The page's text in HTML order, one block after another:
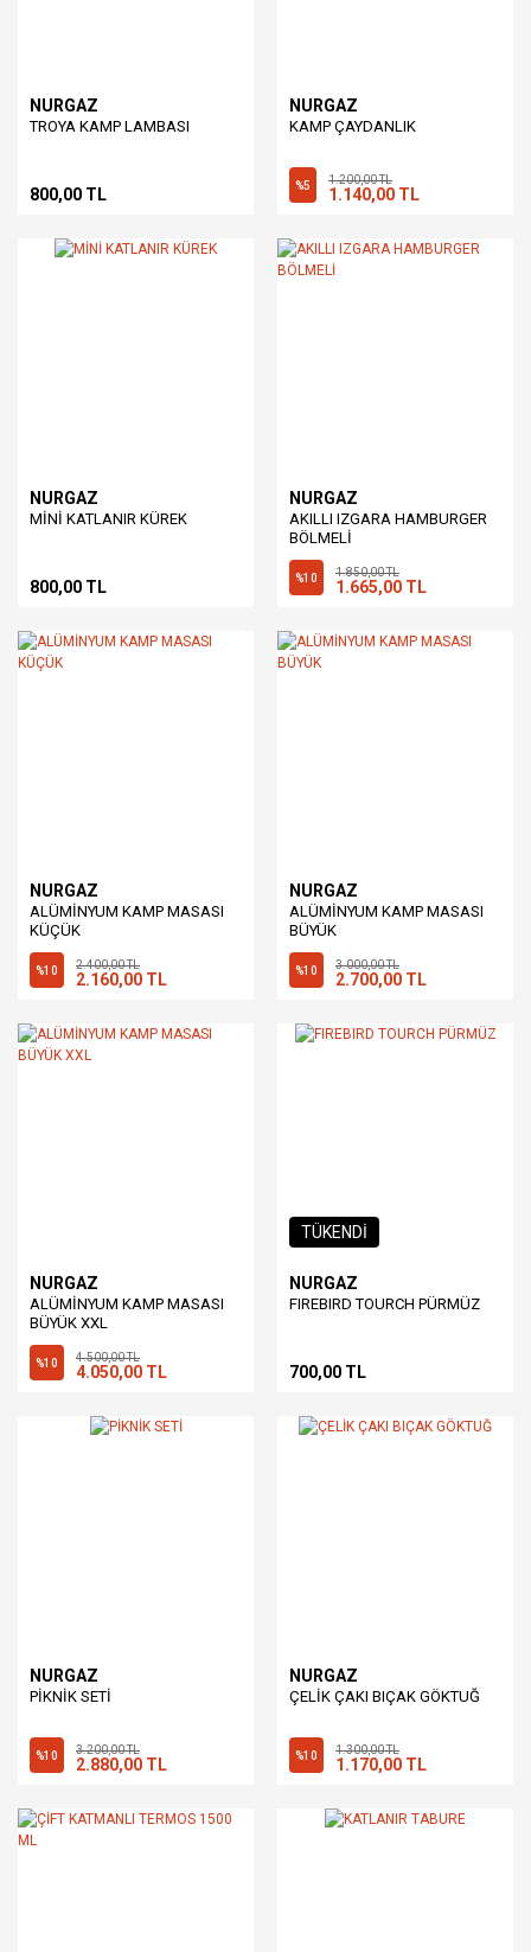
NURGAZ
TROYA KAMP LAMBASI
800,00 TL
NURGAZ
KAMP ÇAYDANLIK
%5 1.200,00 TL
1.140,00 TL
NURGAZ
MİNİ KATLANIR KÜREK
800,00 TL
NURGAZ
AKILLI IZGARA HAMBURGER
BÖLMELİ
%10 1.850,00 TL
1.665,00 TL
NURGAZ
ALÜMİNYUM KAMP MASASI
KÜÇÜK
%10 2.400,00 TL
2.160,00 TL
NURGAZ
ALÜMİNYUM KAMP MASASI
BÜYÜK
%10 3.000,00 TL
2.700,00 TL
NURGAZ
ALÜMİNYUM KAMP MASASI
BÜYÜK XXL
%10 4.500,00 TL
4.050,00 TL
TÜKENDİ
NURGAZ
FIREBIRD TOURCH PÜRMÜZ
700,00 TL
NURGAZ
PİKNİK SETİ
%10 3.200,00 TL
2.880,00 TL
NURGAZ
ÇELİK ÇAKI BIÇAK GÖKTUĞ
%10 1.300,00 TL
1.170,00 TL